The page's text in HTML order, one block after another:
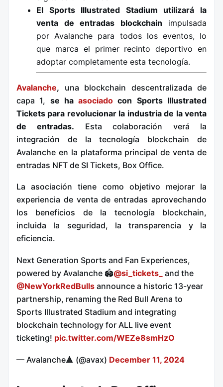
El Sports Illustrated Stadium utilizará la
venta de entradas blockchain impulsada
por Avalanche para todos los eventos, lo
que marca el primer recinto deportivo en
adoptar completamente esta tecnología.
Avalanche, una blockchain descentralizada de
capa 1, se haasociado con Sports Illustrated
Tickets para revolucionar la industria de la venta
de entradas. Esta colaboración verá la
integración de la tecnología blockchain de
Avalanche en la plataforma principal de venta de
entradas NFT de SI Tickets, Box Office.
La asociación tiene como objetivo mejorar la
experiencia de venta de entradas aprovechando
los beneficios de la tecnología blockchain,
incluida la seguridad, la transparencia y la
eficiencia.
Next Generation Sports and Fan Experiences,
powered by Avalanche 🏟️@si_tickets_ and the
@NewYorkRedBulls announce a historic 13-year
partnership, renaming the Red Bull Arena to
Sports Illustrated Stadium and integrating
blockchain technology for ALL live event
ticketing! pic.twitter.com/WEZe8smHzO
— Avalanche🔺 (@avax) December 11, 2024